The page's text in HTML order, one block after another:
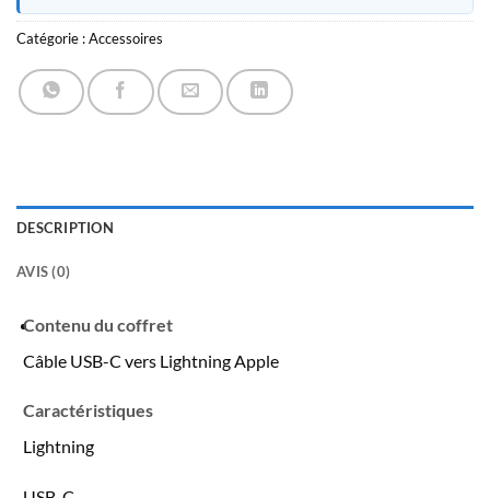
Catégorie :Accessoires
DESCRIPTION
AVIS (0)
Contenu du coffret
Câble USB-C vers Lightning Apple
Caractéristiques
Lightning